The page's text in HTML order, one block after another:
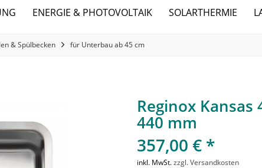
ENERGIE & PHOTOVOLTAIK SOLARTHERMIE
& Spülbecken für Unterbau ab 45 cm
Reginox Kansas
440 mm
357,00 € *
inkl. MwSt.zzgl. Versandkosten